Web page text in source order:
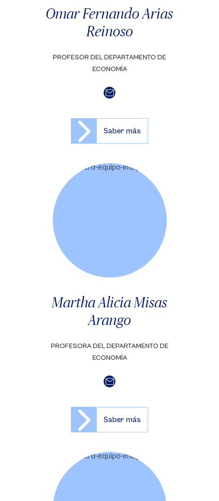
Omar Fernando Arias
Reinoso
PROFESOR DEL DEPARTAMENTO DE
ECONOMÍA
Saber más
Martha Alicia Misas
Arango
PROFESORA DEL DEPARTAMENTO DE
ECONOMÍA
Saber más